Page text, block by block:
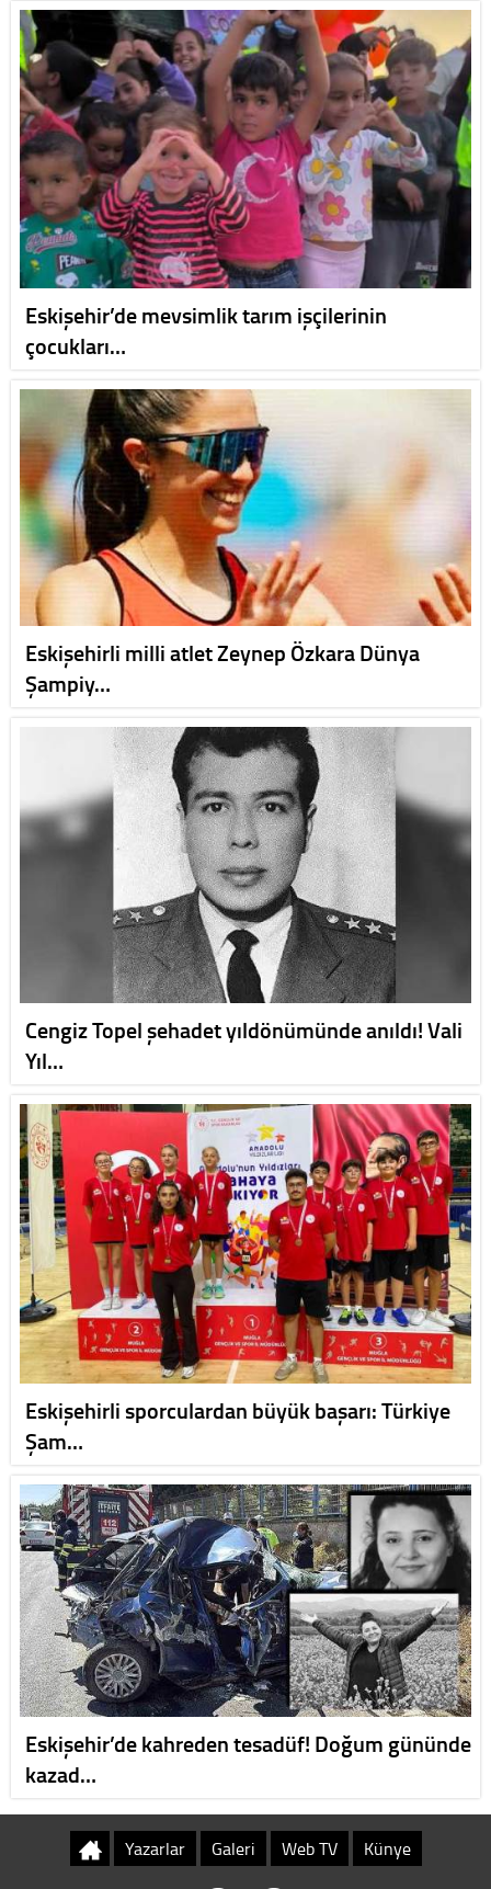
Eskişehir’de mevsimlik tarım işçilerinin
çocukları…
Eskişehirli milli atlet Zeynep Özkara Dünya
Şampiy…
Cengiz Topel şehadet yıldönümünde anıldı! Vali
Yıl…
Eskişehirli sporculardan büyük başarı: Türkiye
Şam…
Eskişehir’de kahreden tesadüf! Doğum gününde
kazad…
Yazarlar Galeri Web TV Künye